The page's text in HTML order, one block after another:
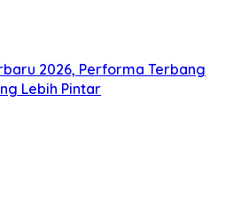
2026, Performa Terbang
Lebih Pintar